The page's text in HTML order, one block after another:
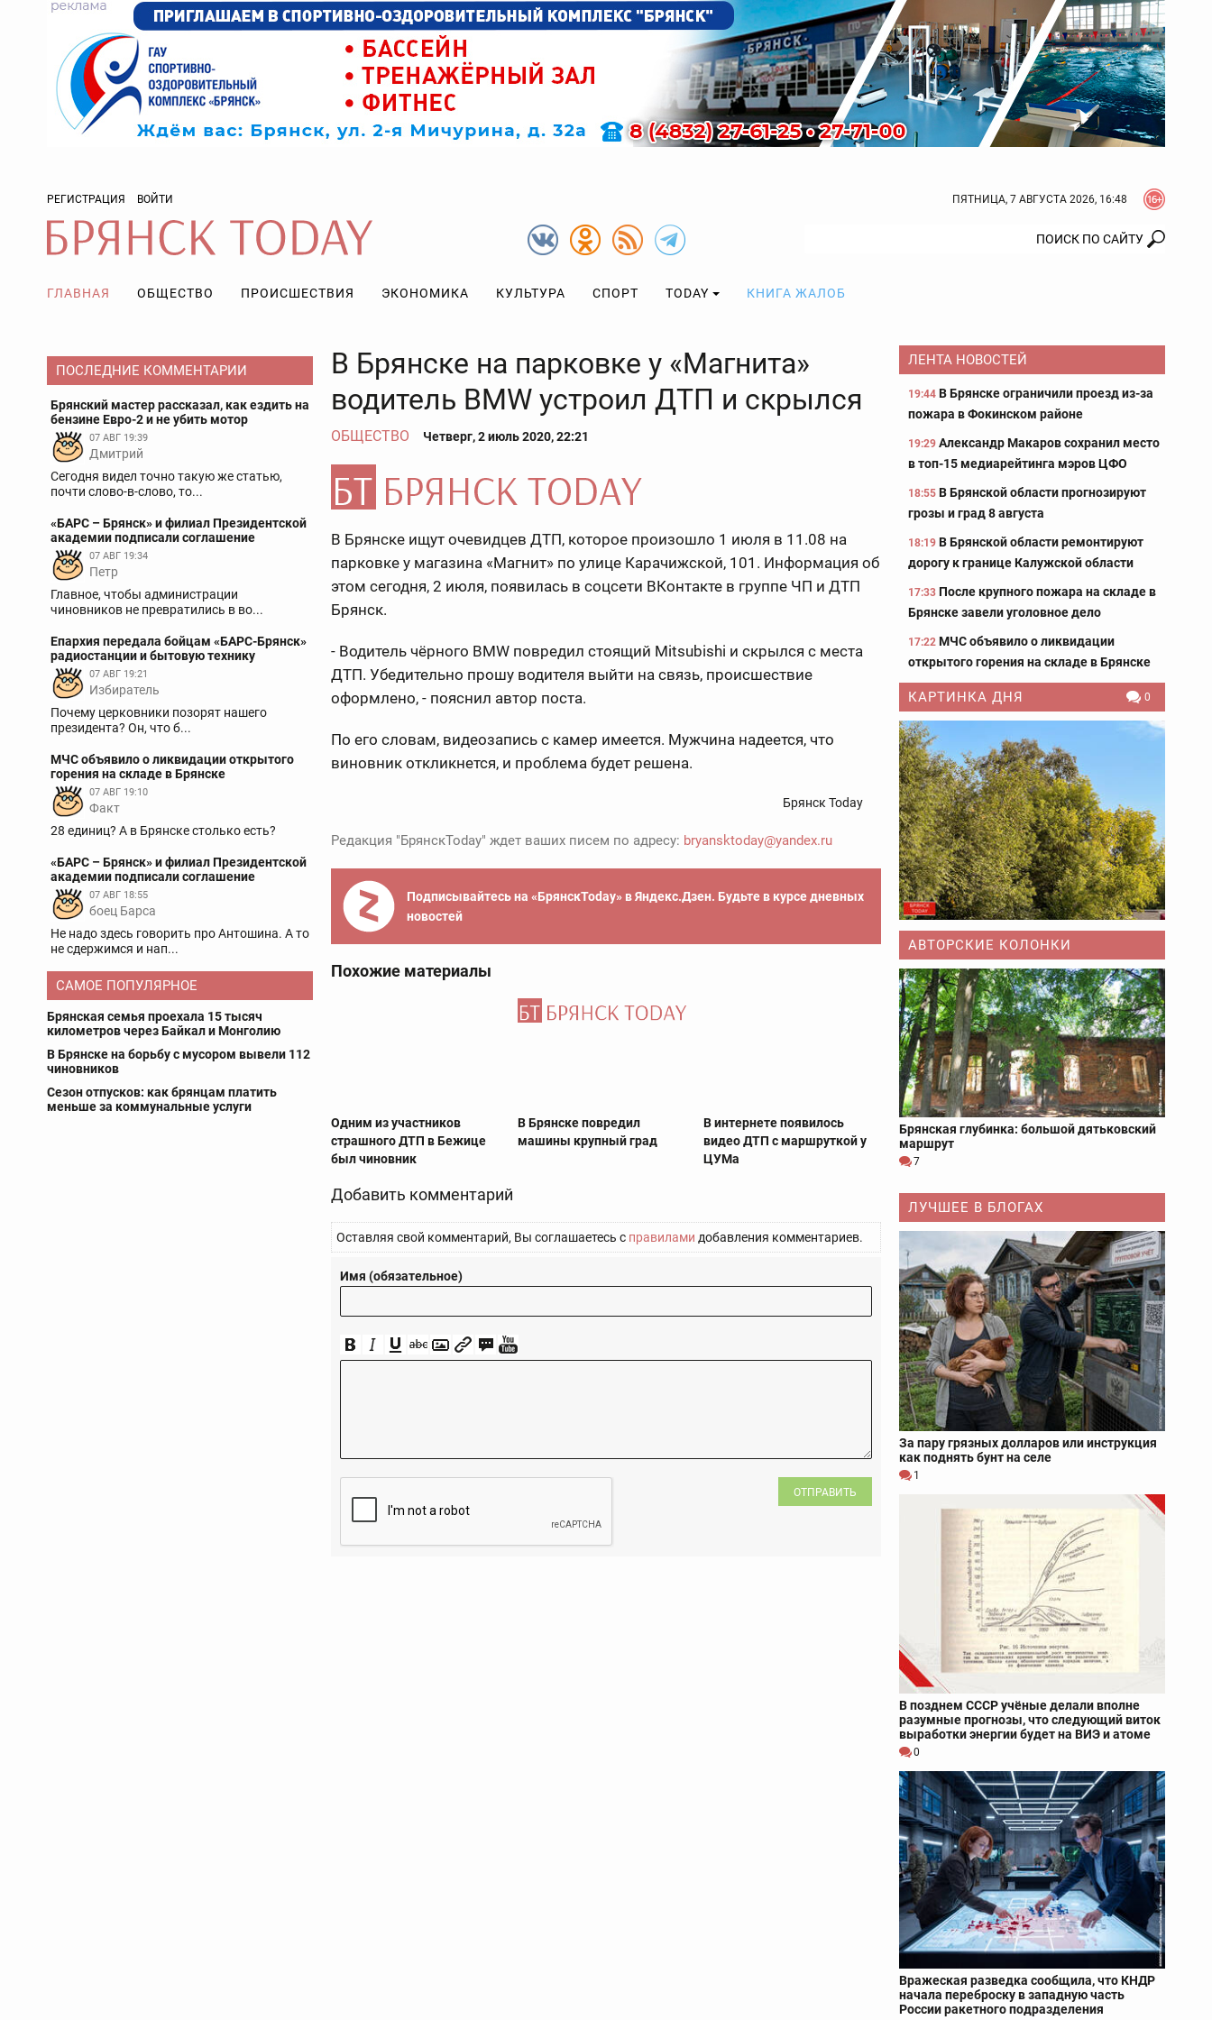
РЕГИСТРАЦИЯ ВОЙТИ ПЯТНИЦА, 7 АВГУСТА 2026, 16:48
ГЛАВНАЯ ОБЩЕСТВО ПРОИСШЕСТВИЯ ЭКОНОМИКА КУЛЬТУРА СПОРТ TODAY КНИГА ЖАЛОБ
ПОСЛЕДНИЕ КОММЕНТАРИИ
Брянский мастер рассказал, как ездить на
бензине Евро-2 и не убить мотор
07 АВГ 19:39
Дмитрий
Сегодня видел точно такую же статью,
почти слово-в-слово, то...
«БАРС – Брянск» и филиал Президентской
академии подписали соглашение
07 АВГ 19:34
Петр
Главное, чтобы администрации
чиновников не превратились в во...
Епархия передала бойцам «БАРС-Брянск»
радиостанции и бытовую технику
07 АВГ 19:21
Избиратель
Почему церковники позорят нашего
президента? Он, что б...
МЧС объявило о ликвидации открытого
горения на складе в Брянске
07 АВГ 19:10
Факт
28 единиц? А в Брянске столько есть?
«БАРС – Брянск» и филиал Президентской
академии подписали соглашение
07 АВГ 18:55
боец Барса
Не надо здесь говорить про Антошина. А то
не сдержимся и нап...
САМОЕ ПОПУЛЯРНОЕ
Брянская семья проехала 15 тысяч
километров через Байкал и Монголию
В Брянске на борьбу с мусором вывели 112
чиновников
Сезон отпусков: как брянцам платить
меньше за коммунальные услуги
В Брянске на парковке у «Магнита»
водитель BMW устроил ДТП и скрылся
ОБЩЕСТВО Четверг, 2 июль 2020, 22:21
В Брянске ищут очевидцев ДТП, которое произошло 1 июля в 11.08 на
парковке у магазина «Магнит» по улице Карачижской, 101. Информация об
этом сегодня, 2 июля, появилась в соцсети ВКонтакте в группе ЧП и ДТП
Брянск.
- Водитель чёрного BMW повредил стоящий Mitsubishi и скрылся с места
ДТП. Убедительно прошу водителя выйти на связь, происшествие
оформлено, - пояснил автор поста.
По его словам, видеозапись с камер имеется. Мужчина надеется, что
виновник откликнется, и проблема будет решена.
Брянск Today
Редакция "БрянскToday" ждет ваших писем по адресу: bryansktoday@yandex.ru
Подписывайтесь на «БрянскToday» в Яндекс.Дзен. Будьте в курсе дневных
новостей
Похожие материалы
Одним из участников
страшного ДТП в Бежице
был чиновник
В Брянске повредил
машины крупный град
В интернете появилось
видео ДТП с маршруткой у
ЦУМа
Добавить комментарий
Оставляя свой комментарий, Вы соглашаетесь с правилами добавления комментариев.
Имя (обязательное)
ОТПРАВИТЬ
ЛЕНТА НОВОСТЕЙ
19:44 В Брянске ограничили проезд из-за
пожара в Фокинском районе
19:29 Александр Макаров сохранил место
в топ-15 медиарейтинга мэров ЦФО
18:55 В Брянской области прогнозируют
грозы и град 8 августа
18:19 В Брянской области ремонтируют
дорогу к границе Калужской области
17:33 После крупного пожара на складе в
Брянске завели уголовное дело
17:22 МЧС объявило о ликвидации
открытого горения на складе в Брянске
КАРТИНКА ДНЯ 0
АВТОРСКИЕ КОЛОНКИ
Брянская глубинка: большой дятьковский
маршрут
7
ЛУЧШЕЕ В БЛОГАХ
За пару грязных долларов или инструкция
как поднять бунт на селе
1
В позднем СССР учёные делали вполне
разумные прогнозы, что следующий виток
выработки энергии будет на ВИЭ и атоме
0
Вражеская разведка сообщила, что КНДР
начала переброску в западную часть
России ракетного подразделения